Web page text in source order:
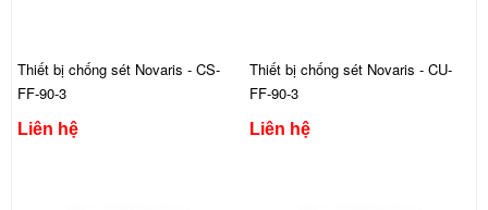
Thiết bị chống sét Novaris - CS-
FF-90-3
Liên hệ
Thiết bị chống sét Novaris - CU-
FF-90-3
Liên hệ